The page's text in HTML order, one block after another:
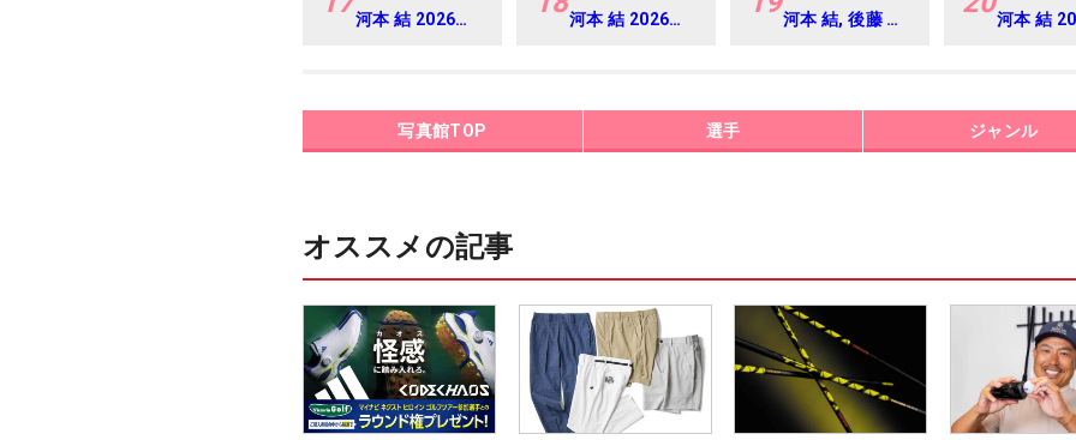
河本 結 2026年
河本 結 2026年
河本 結, 後藤 あ
河本 結
写真館TOP 選手 ジャンル
オススメの記事